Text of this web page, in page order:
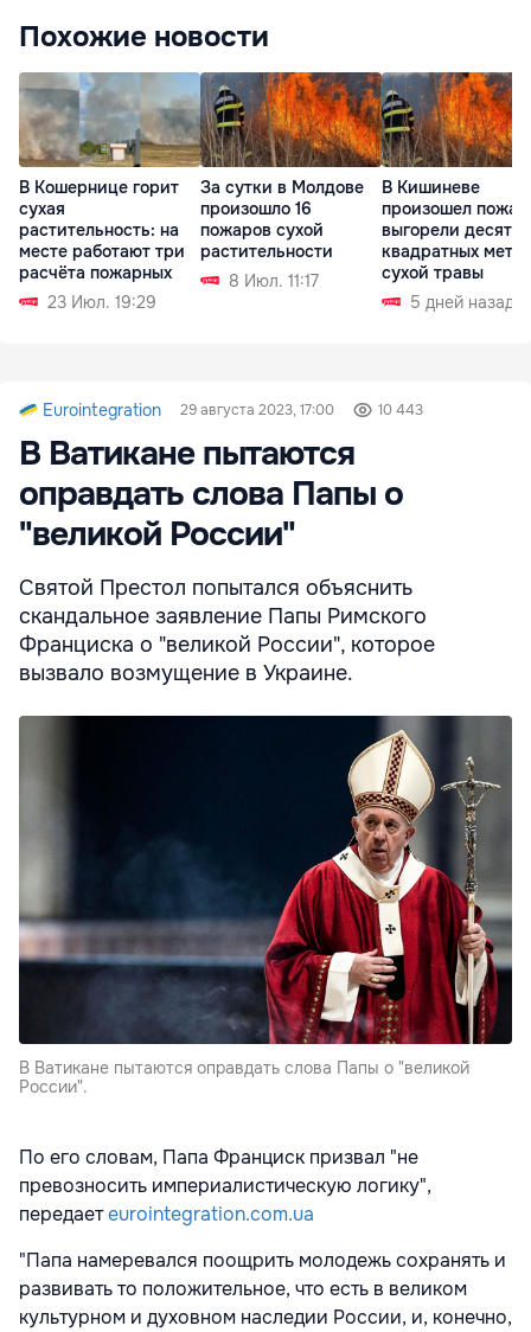
Похожие новости
В Кошернице горит
сухая
растительность: на
месте работают три
расчёта пожарных
23 Июл. 19:29
За сутки в Молдове
произошло 16
пожаров сухой
растительности
8 Июл. 11:17
В Кишиневе
произошел
выгорели десятки
квадратных
сухой травы
5 дней назад
Eurointegration 29 августа 2023, 17:00 10 443
В Ватикане пытаются
оправдать слова Папы о
"великой России"
Святой Престол попытался объяснить
скандальное заявление Папы Римского
Франциска о "великой России", которое
вызвало возмущение в Украине.
В Ватикане пытаются оправдать слова Папы о "великой
России".
По его словам, Папа Франциск призвал "не
превозносить империалистическую логику",
передаетeurointegration.com.ua
"Папа намеревался поощрить молодежь сохранять и
развивать то положительное, что есть в великом
культурном и духовном наследии России, и, конечно,